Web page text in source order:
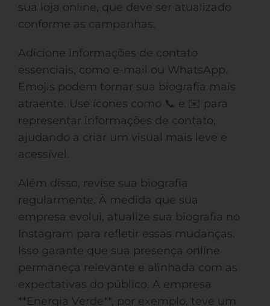
sua loja online, que deve ser atualizado
conforme as campanhas.
Adicione informações de contato
essenciais, como e-mail ou WhatsApp.
Emojis podem tornar sua biografia mais
atraente. Use ícones como 📞 e ✉️ para
representar informações de contato,
ajudando a criar um visual mais leve e
acessível.
Além disso, revise sua biografia
regularmente. À medida que sua
empresa evolui, atualize sua biografia no
Instagram para refletir essas mudanças.
Isso garante que sua presença online
permaneça relevante e alinhada com as
expectativas do público. A empresa
**Energia Verde**, por exemplo, teve um